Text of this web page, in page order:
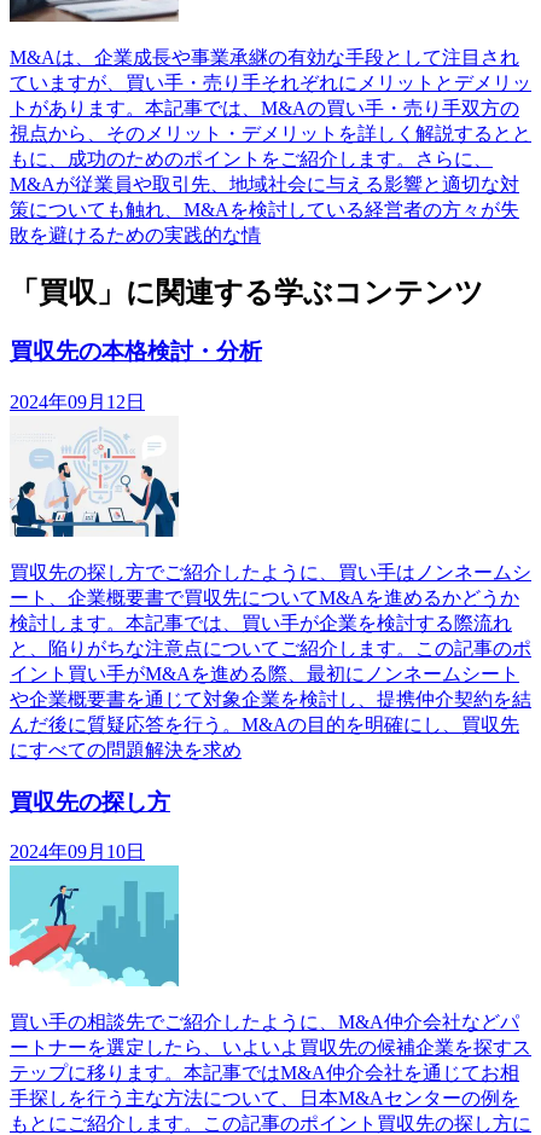
M&Aは、企業成長や事業承継の有効な手段として注目され
ていますが、買い手・売り手それぞれにメリットとデメリッ
トがあります。本記事では、M&Aの買い手・売り手双方の
視点から、そのメリット・デメリットを詳しく解説するとと
もに、成功のためのポイントをご紹介します。さらに、
M&Aが従業員や取引先、地域社会に与える影響と適切な対
策についても触れ、M&Aを検討している経営者の方々が失
敗を避けるための実践的な情
「買収」に関連する学ぶコンテンツ
買収先の本格検討・分析
2024年09月12日
買収先の探し方でご紹介したように、買い手はノンネームシ
ート、企業概要書で買収先についてM&Aを進めるかどうか
検討します。本記事では、買い手が企業を検討する際流れ
と、陥りがちな注意点についてご紹介します。この記事のポ
イント買い手がM&Aを進める際、最初にノンネームシート
や企業概要書を通じて対象企業を検討し、提携仲介契約を結
んだ後に質疑応答を行う。M&Aの目的を明確にし、買収先
にすべての問題解決を求め
買収先の探し方
2024年09月10日
買い手の相談先でご紹介したように、M&A仲介会社などパ
ートナーを選定したら、いよいよ買収先の候補企業を探すス
テップに移ります。本記事ではM&A仲介会社を通じてお相
手探しを行う主な方法について、日本M&Aセンターの例を
もとにご紹介します。この記事のポイント買収先の探し方に